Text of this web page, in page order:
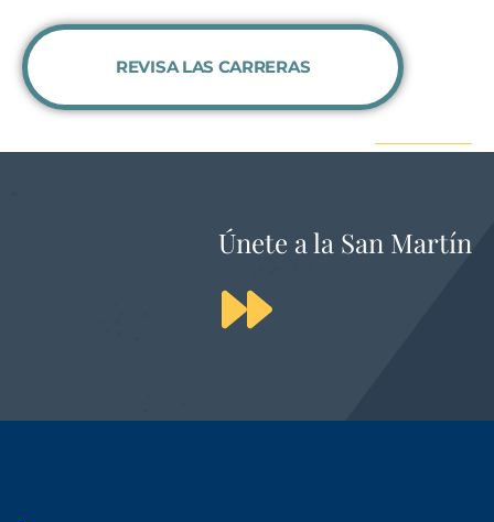
REVISA LAS CARRERAS
Únete a la San Martín